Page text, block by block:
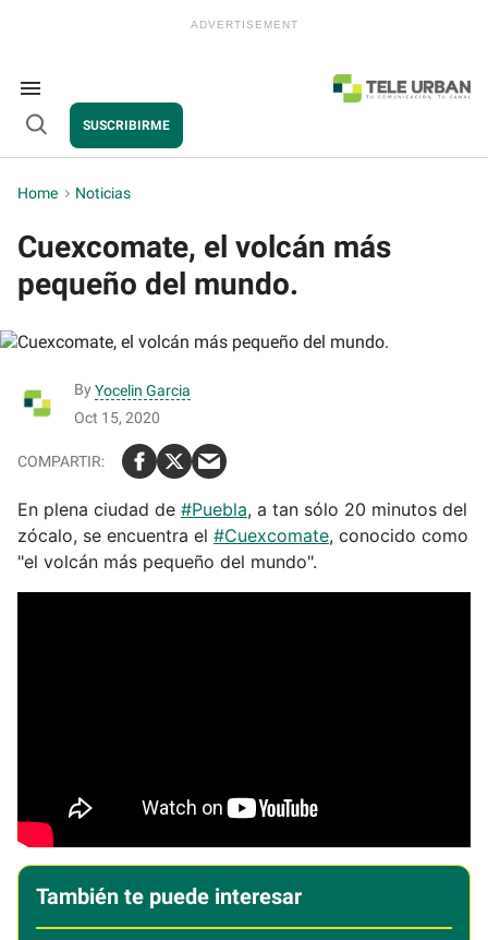
Search
&
Section
Navigation
Open
SUSCRIBIRME
Home > Noticias
Cuexcomate, el volcán más
pequeño del mundo.
By Yocelin Garcia
Oct 15, 2020
En plena ciudad de #Puebla, a tan sólo 20 minutos del
zócalo, se encuentra el #Cuexcomate, conocido como
"el volcán más pequeño del mundo".
También te puede interesar